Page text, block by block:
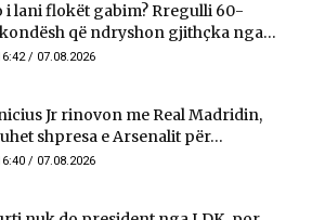
i lani flokët gabim? Rregulli 60-
që ndryshon gjithçka nga...
/ 07.08.2026
Jr rinovon me Real Madridin,
shpresa e Arsenalit për...
/ 07.08.2026